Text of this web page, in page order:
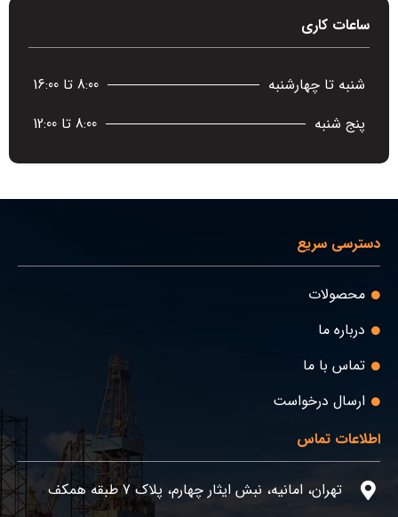
ساعات کاری
شنبه تا چهارشنبه
8:00 تا 16:00
پنج شنبه
8:00 تا 12:00
دسترسی سریع
محصولات
درباره ما
تماس با ما
ارسال درخواست
اطلاعات تماس
تهران، امانیه، نبش ایثار چهارم، پلاک 7 طبقه همکف